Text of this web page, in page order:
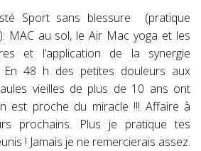
Sport sans blessure (pratique
MAC au sol, le Air Mac yoga et les
et l’application de la synergie
En 48 h des petites douleurs aux
vieilles de plus de 10 ans ont
est proche du miracle !!! Affaire à
prochains. Plus je pratique tes
! Jamais je ne remercierais assez.